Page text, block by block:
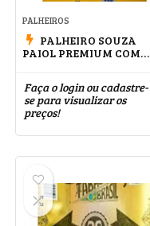
PALHEIROS
PALHEIRO SOUZA
PAIOL PREMIUM COM
Faça o login ou cadastre-
se para visualizar os
preços!